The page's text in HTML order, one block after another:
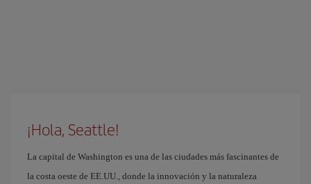
¡Hola, Seattle!
La capital de Washington es una de las ciudades más fascinantes de
la costa oeste de EE.UU., donde la innovación y la naturaleza